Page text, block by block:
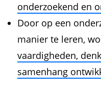
onderzoekend en
Door op een
manier te leren,
vaardigheden,
samenhang